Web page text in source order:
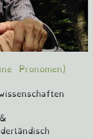
Pronomen)
&